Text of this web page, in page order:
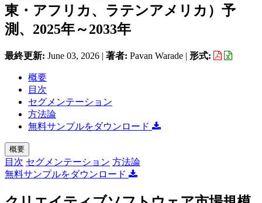
東・アフリカ、ラテンアメリカ）予
測、2025年～2033年
最終更新: June 03, 2026 | 著者: Pavan Warade | 形式:
概要
目次
セグメンテーション
方法論
無料サンプルをダウンロード
概要
目次 セグメンテーション 方法論
無料サンプルをダウンロード